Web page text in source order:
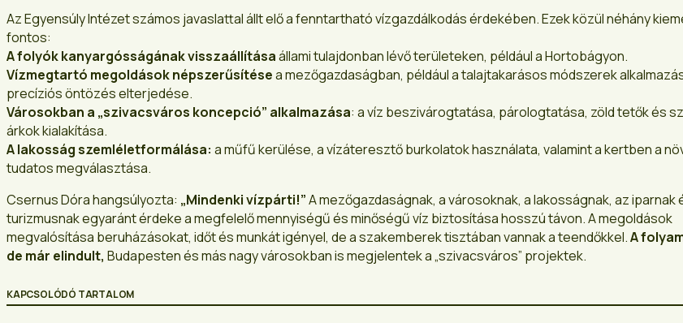
Az Egyensúly Intézet számos javaslattal állt elő a fenntartható vízgazdálkodás érdekében. Ezek közül néhány
fontos:
A folyók kanyargósságának visszaállításaállami tulajdonban lévő területeken, például a Hortobágyon.
Vízmegtartó megoldások népszerűsítésea mezőgazdaságban, például a talajtakarásos módszerek
precíziós öntözés elterjedése.
Városokban a „szivacsváros koncepció” alkalmazása: a víz beszivárogtatása, párologtatása, zöld tetők és
árkok kialakítása.
A lakosság szemléletformálása: a műfű kerülése, a vízáteresztő burkolatok használata, valamint a kertben a
tudatos megválasztása.
Csernus Dóra hangsúlyozta: „Mindenki vízpárti!”A mezőgazdaságnak, a városoknak, a lakosságnak, az iparnak
turizmusnak egyaránt érdeke a megfelelő mennyiségű és minőségű víz biztosítása hosszú távon. A megoldások
megvalósítása beruházásokat, időt és munkát igényel, de a szakemberek tisztában vannak a teendőkkel.A
de már elindult, Budapesten és más nagy városokban is megjelentek a „szivacsváros” projektek.
KAPCSOLÓDÓ TARTALOM